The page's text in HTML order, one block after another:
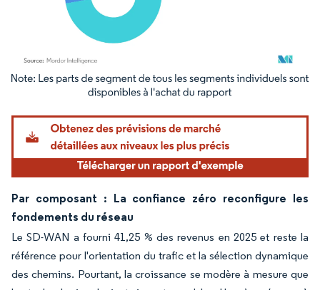
Image © Mordor Intelligence. La réutilisation nécessite une attribution sous CC BY
Par composant : La confiance zéro reconfigure les
fondements du réseau
Le SD-WAN a fourni 41,25 % des revenus en 2025 et reste la
référence pour l'orientation du trafic et la sélection dynamique
des chemins. Pourtant, la croissance se modère à mesure que